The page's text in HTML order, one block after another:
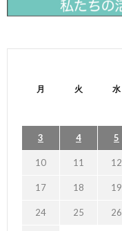
月 火 水
3 4 5
10 11 12
17 18 19
24 25 26